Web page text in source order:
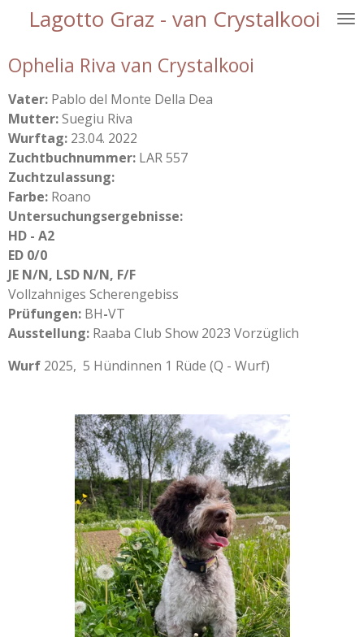
Zum
Hauptinhalt
springen
Lagotto Graz - van Crystalkooi
Ophelia Riva van Crystalkooi
Vater: Pablo del Monte Della Dea
Mutter:Suegiu Riva
Wurftag: 23.04. 2022
Zuchtbuchnummer: LAR 557
Zuchtzulassung:
Farbe: Roano
Untersuchungsergebnisse:
HD - A2
ED 0/0
JE N/N, LSD N/N, F/F
Vollzahniges Scherengebiss
Prüfungen: BH-VT
Ausstellung: Raaba Club Show 2023 Vorzüglich
Wurf 2025, 5 Hündinnen 1 Rüde (Q - Wurf)